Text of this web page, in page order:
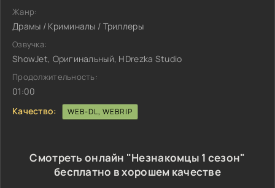
Жанр:
Драмы / Криминалы / Триллеры
Озвучка:
ShowJet, Оригинальный, HDrezka Studio
Продолжительность:
01:00
Качество:
WEB-DL, WEBRIP
Смотреть онлайн "Незнакомцы 1 сезон"
бесплатно в хорошем качестве